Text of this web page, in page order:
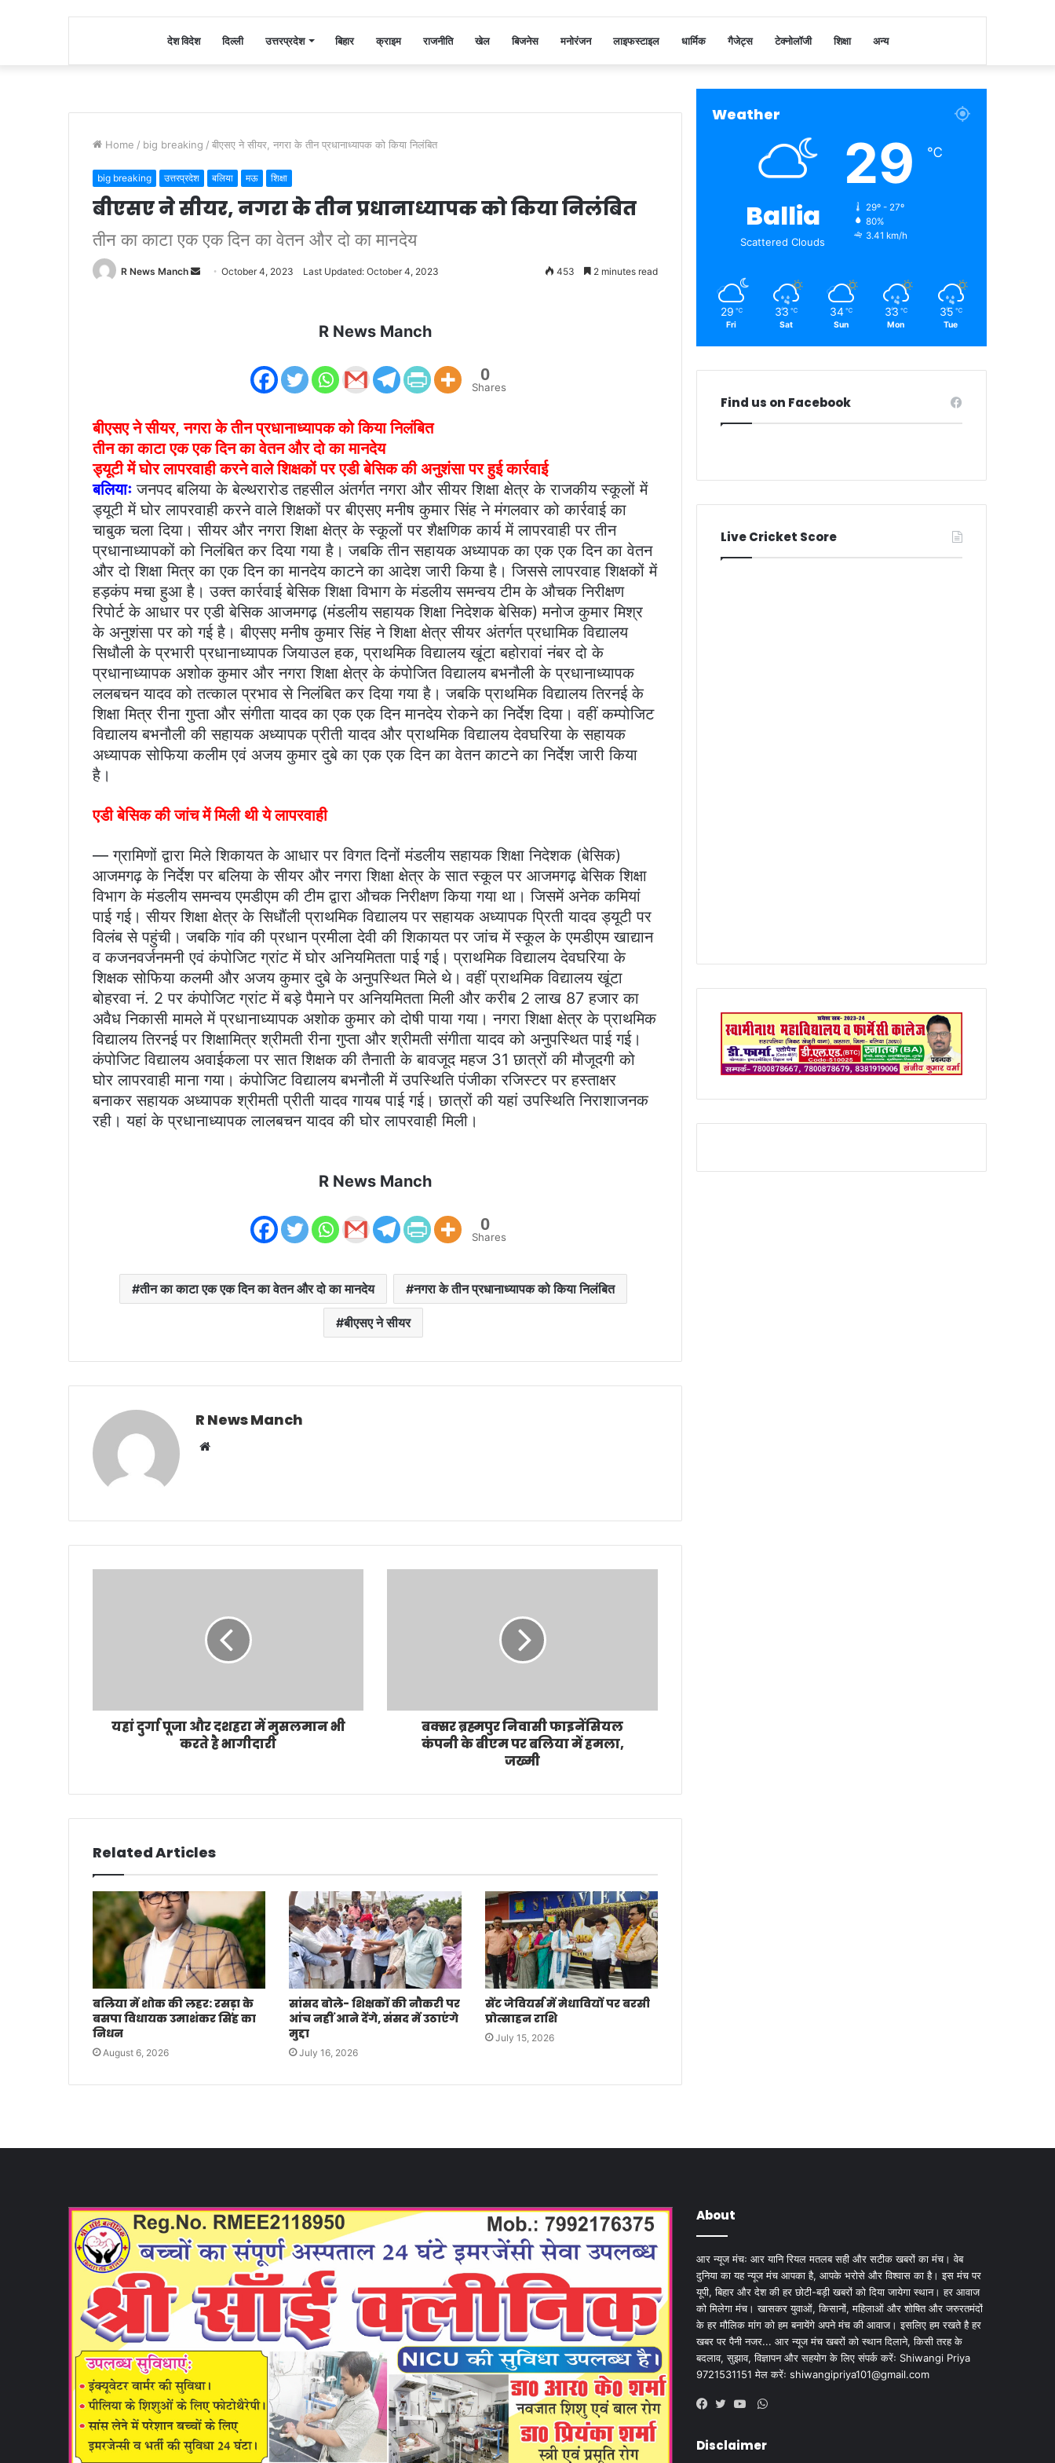
देश विदेश दिल्ली उत्तरप्रदेश बिहार क्राइम राजनीति खेल बिजनेस मनोरंजन लाइफस्टाइल धार्मिक गैजेट्स टेक्नोलॉजी शिक्षा अन्य
Home / big breaking / बीएसए ने सीयर, नगरा के तीन प्रधानाध्यापक को किया निलंबित
big breaking उत्तरप्रदेश बलिया मऊ शिक्षा
बीएसए ने सीयर, नगरा के तीन प्रधानाध्यापक को किया निलंबित
तीन का काटा एक एक दिन का वेतन और दो का मानदेय
R News Manch
SendOctober 4, 2023 Last Updated: October 4, 2023 453 2 minutes read
R News Manch
0
Shares
बीएसए ने सीयर, नगरा के तीन प्रधानाध्यापक को किया निलंबित
तीन का काटा एक एक दिन का वेतन और दो का मानदेय
ड्यूटी में घोर लापरवाही करने वाले शिक्षकों पर एडी बेसिक की अनुशंसा पर हुई कार्रवाई
बलियाः जनपद बलिया के बेल्थरारोड तहसील अंतर्गत नगरा और सीयर शिक्षा क्षेत्र के राजकीय स्कूलों में
ड्यूटी में घोर लापरवाही करने वाले शिक्षकों पर बीएसए मनीष कुमार सिंह ने मंगलवार को कार्रवाई का
चाबुक चला दिया। सीयर और नगरा शिक्षा क्षेत्र के स्कूलों पर शैक्षणिक कार्य में लापरवाही पर तीन
प्रधानाध्यापकों को निलंबित कर दिया गया है। जबकि तीन सहायक अध्यापक का एक एक दिन का वेतन
और दो शिक्षा मित्र का एक दिन का मानदेय काटने का आदेश जारी किया है। जिससे लापरवाह शिक्षकों में
हड़कंप मचा हुआ है। उक्त कार्रवाई बेसिक शिक्षा विभाग के मंडलीय समन्वय टीम के औचक निरीक्षण
रिपोर्ट के आधार पर एडी बेसिक आजमगढ़ (मंडलीय सहायक शिक्षा निदेशक बेसिक) मनोज कुमार मिश्र
के अनुशंसा पर को गई है। बीएसए मनीष कुमार सिंह ने शिक्षा क्षेत्र सीयर अंतर्गत प्रधामिक विद्यालय
सिधौली के प्रभारी प्रधानाध्यापक जियाउल हक, प्राथमिक विद्यालय खूंटा बहोरावां नंबर दो के
प्रधानाध्यापक अशोक कुमार और नगरा शिक्षा क्षेत्र के कंपोजित विद्यालय बभनौली के प्रधानाध्यापक
ललबचन यादव को तत्काल प्रभाव से निलंबित कर दिया गया है। जबकि प्राथमिक विद्यालय तिरनई के
शिक्षा मित्र रीना गुप्ता और संगीता यादव का एक एक दिन मानदेय रोकने का निर्देश दिया। वहीं कम्पोजिट
विद्यालय बभनौली की सहायक अध्यापक प्रीती यादव और प्राथमिक विद्यालय देवघरिया के सहायक
अध्यापक सोफिया कलीम एवं अजय कुमार दुबे का एक एक दिन का वेतन काटने का निर्देश जारी किया
है।
एडी बेसिक की जांच में मिली थी ये लापरवाही
— ग्रामिणों द्वारा मिले शिकायत के आधार पर विगत दिनों मंडलीय सहायक शिक्षा निदेशक (बेसिक)
आजमगढ़ के निर्देश पर बलिया के सीयर और नगरा शिक्षा क्षेत्र के सात स्कूल पर आजमगढ़ बेसिक शिक्षा
विभाग के मंडलीय समन्वय एमडीएम की टीम द्वारा औचक निरीक्षण किया गया था। जिसमें अनेक कमियां
पाई गई। सीयर शिक्षा क्षेत्र के सिधौंली प्राथमिक विद्यालय पर सहायक अध्यापक प्रिती यादव ड्यूटी पर
विलंब से पहुंची। जबकि गांव की प्रधान प्रमीला देवी की शिकायत पर जांच में स्कूल के एमडीएम खाद्यान
व कजनवर्जनमनी एवं कंपोजिट ग्रांट में घोर अनियमितता पाई गई। प्राथमिक विद्यालय देवघरिया के
शिक्षक सोफिया कलमी और अजय कुमार दुबे के अनुपस्थित मिले थे। वहीं प्राथमिक विद्यालय खूंटा
बोहरवा नं. 2 पर कंपोजिट ग्रांट में बड़े पैमाने पर अनियमितता मिली और करीब 2 लाख 87 हजार का
अवैध निकासी मामले में प्रधानाध्यापक अशोक कुमार को दोषी पाया गया। नगरा शिक्षा क्षेत्र के प्राथमिक
विद्यालय तिरनई पर शिक्षामित्र श्रीमती रीना गुप्ता और श्रीमती संगीता यादव को अनुपस्थित पाई गई।
कंपोजिट विद्यालय अवाईकला पर सात शिक्षक की तैनाती के बावजूद महज 31 छात्रों की मौजूदगी को
घोर लापरवाही माना गया। कंपोजिट विद्यालय बभनौली में उपस्थिति पंजीका रजिस्टर पर हस्ताक्षर
बनाकर सहायक अध्यापक श्रीमती प्रीती यादव गायब पाई गई। छात्रों की यहां उपस्थिति निराशाजनक
रही। यहां के प्रधानाध्यापक लालबचन यादव की घोर लापरवाही मिली।
R News Manch
0
Shares
तीन का काटा एक एक दिन का वेतन और दो का मानदेय नगरा के तीन प्रधानाध्यापक को किया निलंबित
बीएसए ने सीयर
R News Manch
Website
यहां दुर्गा पूजा और दशहरा में मुसलमान भी
करते है भागीदारी
बक्सर ब्रह्मपुर निवासी फाइनेंसियल
कंपनी के बीएम पर बलिया में हमला,
जख्मी
Related Articles
बलिया में शोक की लहर: रसड़ा के
बसपा विधायक उमाशंकर सिंह का
निधन
August 6, 2026
सांसद बोले- शिक्षकों की नौकरी पर
आंच नहीं आने देंगे, संसद में उठाएंगे
मुद्दा
July 16, 2026
सेंट जेवियर्स में मेधावियों पर बरसी
प्रोत्साहन राशि
July 15, 2026
Weather
Ballia
Scattered Clouds
29 ℃
29º - 27º
80%
3.41 km/h
29 ℃
Fri
33 ℃
Sat
34 ℃
Sun
33 ℃
Mon
35 ℃
Tue
Find us on Facebook
Live Cricket Score
About
आर न्यूज मंचः आर यानि रियल मतलब सही और सटीक खबरों का मंच। वेब
दुनिया का यह न्यूज मंच आपका है, आपके भरोसे और विश्वास का है। इस मंच पर
यूपी, बिहार और देश की हर छोटी-बड़ी खबरों को दिया जायेगा स्थान। हर आवाज
को मिलेगा मंच। खासकर युवाओं, किसानों, महिलाओं और शोषित और जरुरतमंदों
के हर मौलिक मांग को हम बनायेंगे अपने मंच की आवाज। इसलिए हम रखते है हर
खबर पर पैनी नजर... आर न्यूज मंच खबरों को स्थान दिलाने, किसी तरह के
बदलाव, सुझाव, विज्ञापन और सहयोग के लिए संपर्क करेंः Shiwangi Priya
9721531151 मेल करेंः shiwangipriya101@gmail.com
WhatsApp
Disclaimer